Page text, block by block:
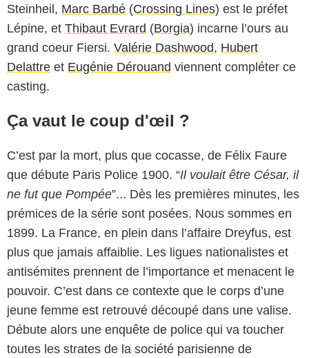
Steinheil, Marc Barbé (Crossing Lines) est le préfet
Lépine, et Thibaut Evrard (Borgia) incarne l’ours au
grand coeur Fiersi. Valérie Dashwood, Hubert
Delattre et Eugénie Dérouand viennent compléter ce
casting.
Ça vaut le coup d'œil ?
C’est par la mort, plus que cocasse, de Félix Faure
que débute Paris Police 1900. “Il voulait être César, il
ne fut que Pompée”... Dès les premières minutes, les
prémices de la série sont posées. Nous sommes en
1899. La France, en plein dans l’affaire Dreyfus, est
plus que jamais affaiblie. Les ligues nationalistes et
antisémites prennent de l’importance et menacent le
pouvoir. C’est dans ce contexte que le corps d’une
jeune femme est retrouvé découpé dans une valise.
Débute alors une enquête de police qui va toucher
toutes les strates de la société parisienne de